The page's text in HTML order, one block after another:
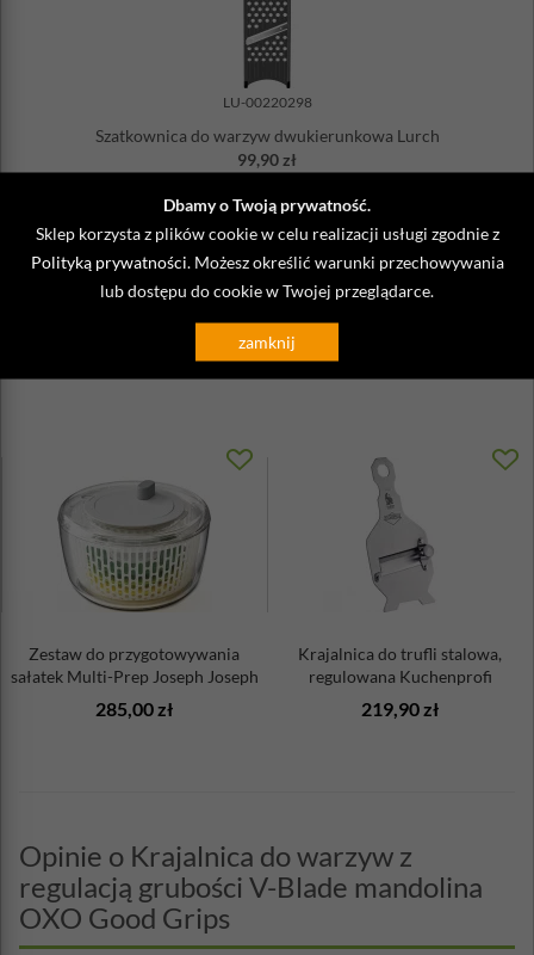
Dbamy o Twoją prywatność.
Sklep korzysta z plików cookie w celu realizacji usługi zgodnie z
Polityką prywatności . Możesz określić warunki przechowywania
lub dostępu do cookie w Twojej przeglądarce.
zamknij
Niewskazane jest używanie do krojenia mięs i miękkich
LU-00220298
Szatkownica do warzyw dwukierunkowa Lurch
99,90 zł
DO KOSZYKA
Zestaw do przygotowywania
sałatek Multi-Prep Joseph Joseph
285,00 zł
Krajalnica do trufli stalowa,
regulowana Kuchenprofi
219,90 zł
Opinie o Krajalnica do warzyw z
regulacją grubości V-Blade mandolina
OXO Good Grips